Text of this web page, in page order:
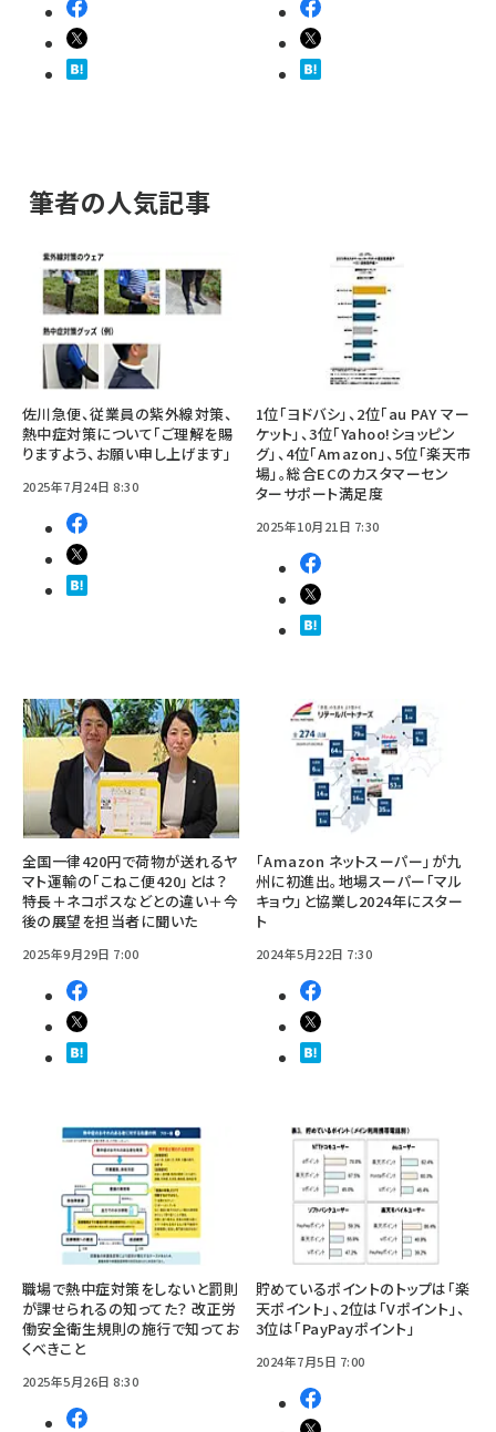
筆者の人気記事
佐川急便、従業員の紫外線対策、
熱中症対策について「ご理解を賜
りますよう、お願い申し上げます」
2025年7月24日 8:30
1位「ヨドバシ」、2位「au PAY マー
ケット」、3位「Yahoo!ショッピン
グ」、4位「Amazon」、5位「楽天市
場」。総合ECのカスタマーセン
ターサポート満足度
2025年10月21日 7:30
全国一律420円で荷物が送れるヤ
マト運輸の「こねこ便420」とは？
特長＋ネコポスなどとの違い＋今
後の展望を担当者に聞いた
2025年9月29日 7:00
「Amazon ネットスーパー」が九
州に初進出。地場スーパー「マル
キョウ」と協業し2024年にスター
ト
2024年5月22日 7:30
職場で熱中症対策をしないと罰則
が課せられるの知ってた？ 改正労
働安全衛生規則の施行で知ってお
くべきこと
2025年5月26日 8:30
貯めているポイントのトップは「楽
天ポイント」、2位は「Vポイント」、
3位は「PayPayポイント」
2024年7月5日 7:00